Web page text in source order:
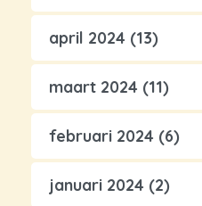
april 2024 (13)
maart 2024 (11)
februari 2024 (6)
januari 2024 (2)